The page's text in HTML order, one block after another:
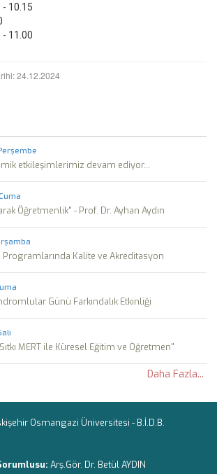
- 10.15
- 11.00
24.12.2024
etkileşimlerimiz devam ediyor...
Öğretmenlik" - Prof. Dr. Ayhan Aydın
Kalite ve Akreditasyon
Günü Farkındalık Etkinliği
MERT ile Küresel Eğitim ve Öğretmen"
Daha Fazla...
Osmangazi Üniversitesi - B.İ.D.B.
Arş.Gör. Dr. Betül AYDIN